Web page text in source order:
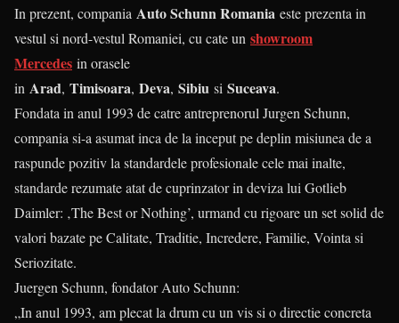
In prezent, compania Auto Schunn Romania este prezenta in
vestul si nord-vestul Romaniei, cu cate un showroom
Mercedes in orasele
in Arad, Timisoara, Deva, Sibiu si Suceava.
Fondata in anul 1993 de catre antreprenorul Jurgen Schunn,
compania si-a asumat inca de la inceput pe deplin misiunea de a
raspunde pozitiv la standardele profesionale cele mai inalte,
standarde rezumate atat de cuprinzator in deviza lui Gotlieb
Daimler: ‚The Best or Nothing’, urmand cu rigoare un set solid de
valori bazate pe Calitate, Traditie, Incredere, Familie, Vointa si
Seriozitate.
Juergen Schunn, fondator Auto Schunn:
„In anul 1993, am plecat la drum cu un vis si o directie concreta